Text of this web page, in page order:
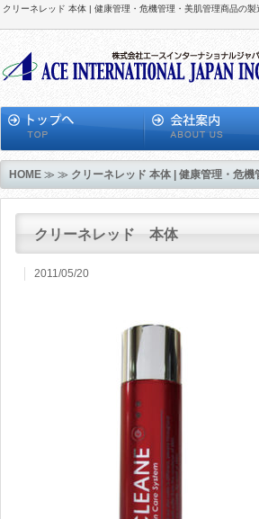
クリーネレッド 本体 | 健康管理・危機管理・美肌管理商品の
HOME ≫ ≫ クリーネレッド 本体 | 健康管理・危
クリーネレッド 本体
2011/05/20